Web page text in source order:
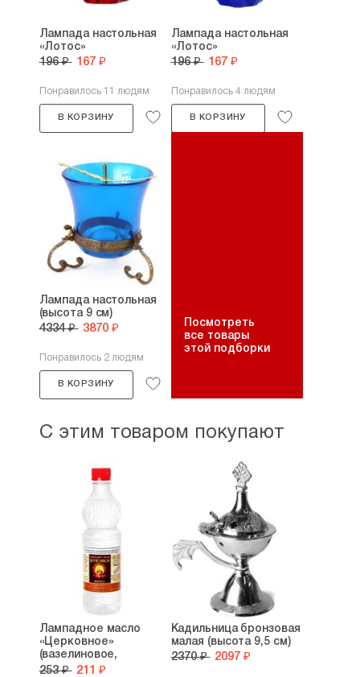
Лампада настольная
«Лотос»
196 ₽ 167 ₽
Понравилось 11 людям
В КОРЗИНУ
Лампада настольная
«Лотос»
196 ₽ 167 ₽
Понравилось 4 людям
В КОРЗИНУ
Лампада настольная
(высота 9 см)
4334 ₽ 3870 ₽
Понравилось 2 людям
В КОРЗИНУ
Посмотреть
все товары
этой подборки
С этим товаром покупают
Лампадное масло
«Церковное»
(вазелиновое,
вязкость...
253 ₽ 211 ₽
Кадильница бронзовая
малая (высота 9,5 см)
2370 ₽ 2097 ₽